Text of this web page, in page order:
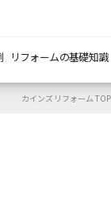
リフォームの基礎知識
カインズリフォーム TOP